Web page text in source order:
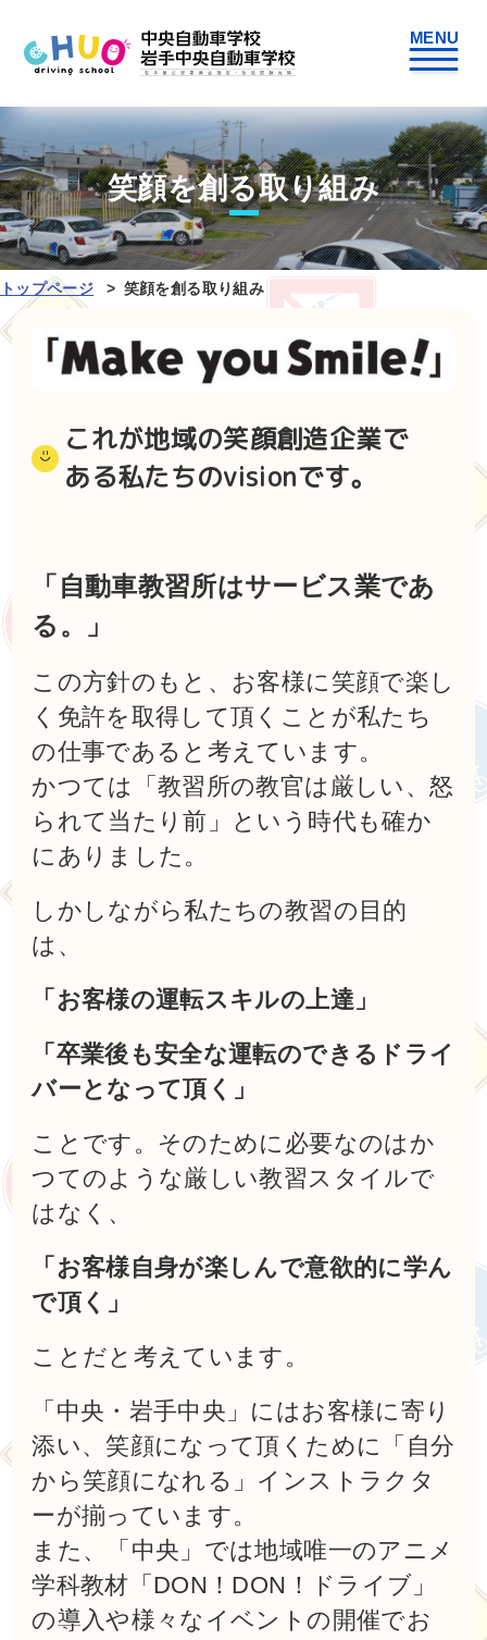
笑顔を創る取り組み
トップページ 笑顔を創る取り組み
これが地域の笑顔創造企業で
ある私たちのvisionです。
「自動車教習所はサービス業であ
る。」
この方針のもと、お客様に笑顔で楽し
く免許を取得して頂くことが私たち
の仕事であると考えています。
かつては「教習所の教官は厳しい、怒
られて当たり前」という時代も確か
にありました。
しかしながら私たちの教習の目的
は、
「お客様の運転スキルの上達」
「卒業後も安全な運転のできるドライ
バーとなって頂く」
ことです。そのために必要なのはか
つてのような厳しい教習スタイルで
はなく、
「お客様自身が楽しんで意欲的に学ん
で頂く」
ことだと考えています。
「中央・岩手中央」にはお客様に寄り
添い、笑顔になって頂くために「自分
から笑顔になれる」インストラクタ
ーが揃っています。
また、「中央」では地域唯一のアニメ
学科教材「DON！DON！ドライブ」
の導入や様々なイベントの開催でお